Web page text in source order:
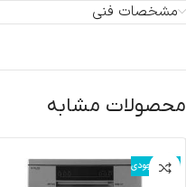
مشخصات فنی
محصولات مشابه
اتمام موجودی